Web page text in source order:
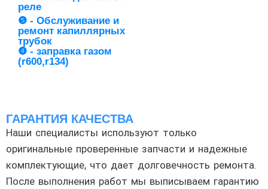
реле
❺ - Обслуживание и
ремонт капиллярных
трубок
❹ - заправка газом
(r600,r134)
ГАРАНТИЯ КАЧЕСТВА
Наши специалисты используют только
оригинальные проверенные запчасти и надежные
комплектующие, что дает долговечность ремонта.
После выполнения работ мы выписываем гарантию